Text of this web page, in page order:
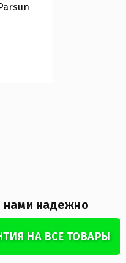
нами надежно
НА ВСЕ ТОВАРЫ